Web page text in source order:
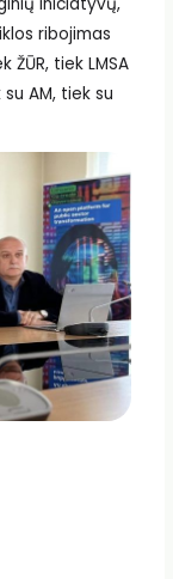
iniciatyvų,
ribojimas
tiek LMSA
AM, tiek su